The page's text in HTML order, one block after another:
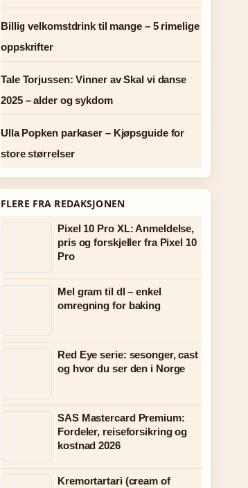
Billig velkomstdrink til mange – 5 rimelige
oppskrifter
Tale Torjussen: Vinner av Skal vi danse
2025 – alder og sykdom
Ulla Popken parkaser – Kjøpsguide for
store størrelser
FLERE FRA REDAKSJONEN
Pixel 10 Pro XL: Anmeldelse,
pris og forskjeller fra Pixel 10
Pro
Mel gram til dl – enkel
omregning for baking
Red Eye serie: sesonger, cast
og hvor du ser den i Norge
SAS Mastercard Premium:
Fordeler, reiseforsikring og
kostnad 2026
Kremortartari (cream of